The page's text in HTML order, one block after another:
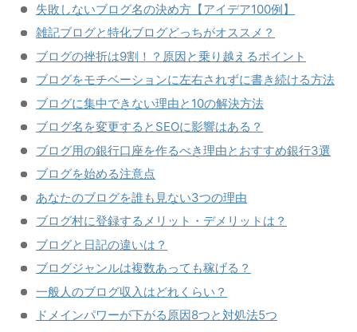
失敗しないブログ名の決め方【アイデア100例】
雑記ブログと特化ブログどっちがオススメ？
ブログの挫折は9割！？原因と乗り越えるポイント
ブログをモチベーションに左右されずに書き続ける方法
ブログに集中できない理由と10の解決方法
ブログ名を変更するとSEOに影響はある？
ブログ用の銀行口座を作るべき理由とおすすめ銀行3選
ブログを始める注意点
あなたのブログを誰も見ない3つの理由
ブログ村に登録するメリット・デメリットは？
ブログと日記の違いは？
ブログジャンルは複数あっても稼げる？
一般人のブログ収入はどれくらい？
ドメインパワーが下がる原因8つと対処法5つ